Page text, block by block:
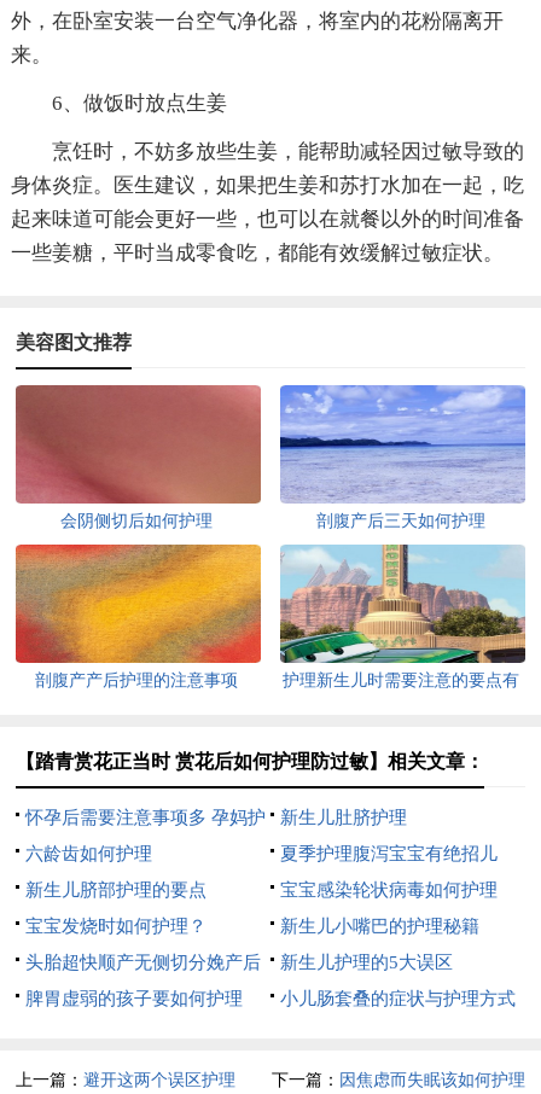
外，在卧室安装一台空气净化器，将室内的花粉隔离开
来。
6、做饭时放点生姜
烹饪时，不妨多放些生姜，能帮助减轻因过敏导致的
身体炎症。医生建议，如果把生姜和苏打水加在一起，吃
起来味道可能会更好一些，也可以在就餐以外的时间准备
一些姜糖，平时当成零食吃，都能有效缓解过敏症状。
美容图文推荐
会阴侧切后如何护理 剖腹产后三天如何护理
剖腹产产后护理的注意事项
护理新生儿时需要注意的要点有
【踏青赏花正当时 赏花后如何护理防过敏】相关文章：
怀孕后需要注意事项多 孕妈护
理得当胎儿健康发育
新生儿肚脐护理
六龄齿如何护理
夏季护理腹泻宝宝有绝招儿
（精华）
新生儿脐部护理的要点
宝宝感染轮状病毒如何护理
宝宝发烧时如何护理？
新生儿小嘴巴的护理秘籍
头胎超快顺产无侧切分娩产后
护理要点
新生儿护理的5大误区
脾胃虚弱的孩子要如何护理
小儿肠套叠的症状与护理方式
上一篇：避开这两个误区护理 下一篇： 因焦虑而失眠该如何护理